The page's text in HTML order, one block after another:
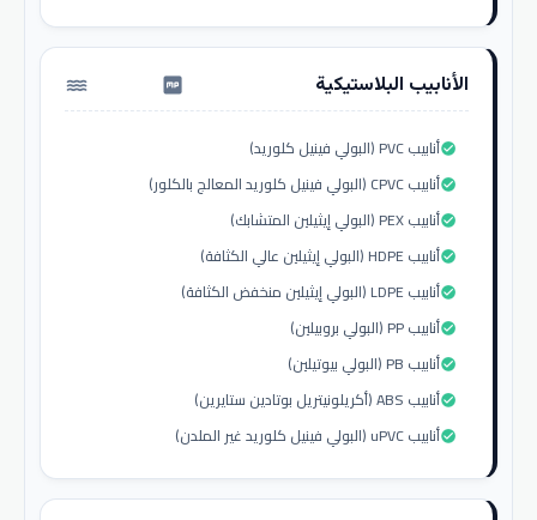
الأنابيب البلاستيكية water_pump
أنابيب PVC (البولي فينيل كلوريد)check_circle
أنابيب CPVC (البولي فينيل كلوريد المعالج بالكلور)check_circle
أنابيب PEX (البولي إيثيلين المتشابك)check_circle
أنابيب HDPE (البولي إيثيلين عالي الكثافة)check_circle
أنابيب LDPE (البولي إيثيلين منخفض الكثافة)check_circle
أنابيب PP (البولي بروبيلين)check_circle
أنابيب PB (البولي بيوتيلين)check_circle
أنابيب ABS (أكريلونيتريل بوتادين ستايرين)check_circle
أنابيب uPVC (البولي فينيل كلوريد غير الملدن)check_circle